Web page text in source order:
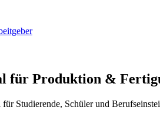
für Produktion &
Studierende, Schüler und